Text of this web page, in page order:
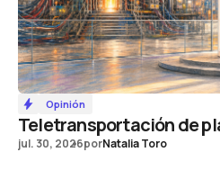
Opinión
Teletransportación de
jul. 30, 2026porNatalia Toro